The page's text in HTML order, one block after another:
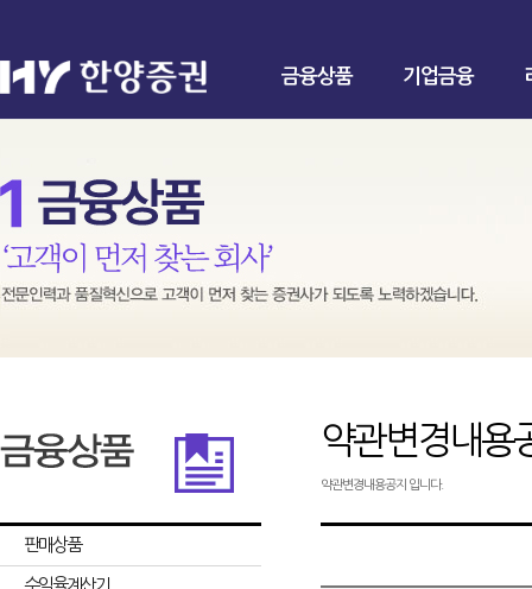
금융상품 기업금융
판매상품
수익율계산기
약관변경내용
약관변경내용공지 입니다.